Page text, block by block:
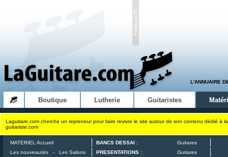
L'ANNUAIRE
Boutique Lutherie Guitaristes
Laguitare.com cherche un repreneur pour faire revivre le site autour de son contenu dédié à
guitariste.com
MATERIEL Accueil BANCS DESSAI :
Guitares
Les nouveautés
- Les Salons PRESENTATIONS : Guitares